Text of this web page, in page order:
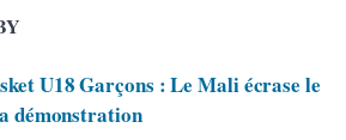
U18 Garçons : Le Mali écrase le
démonstration